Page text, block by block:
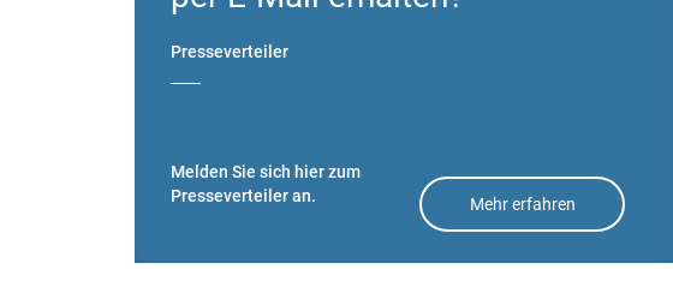
Flachdachdämmu
Untersparrendäm
Presseverteiler
Melden Sie sich hier zum
Presseverteiler an.
Mehr erfahren